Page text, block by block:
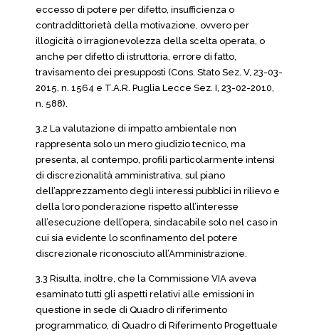
eccesso di potere per difetto, insufficienza o
contraddittorietà della motivazione, ovvero per
illogicità o irragionevolezza della scelta operata, o
anche per difetto di istruttoria, errore di fatto,
travisamento dei presupposti (Cons. Stato Sez. V, 23-03-
2015, n. 1564 e T.A.R. Puglia Lecce Sez. I, 23-02-2010,
n. 588).
3.2 La valutazione di impatto ambientale non
rappresenta solo un mero giudizio tecnico, ma
presenta, al contempo, profili particolarmente intensi
di discrezionalità amministrativa, sul piano
dell’apprezzamento degli interessi pubblici in rilievo e
della loro ponderazione rispetto all’interesse
all’esecuzione dell’opera, sindacabile solo nel caso in
cui sia evidente lo sconfinamento del potere
discrezionale riconosciuto all’Amministrazione.
3.3 Risulta, inoltre, che la Commissione VIA aveva
esaminato tutti gli aspetti relativi alle emissioni in
questione in sede di Quadro di riferimento
programmatico, di Quadro di Riferimento Progettuale